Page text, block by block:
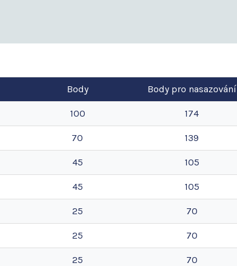
Body Body pro nasazování
100 174
70 139
45 105
45 105
25 70
25 70
25 70